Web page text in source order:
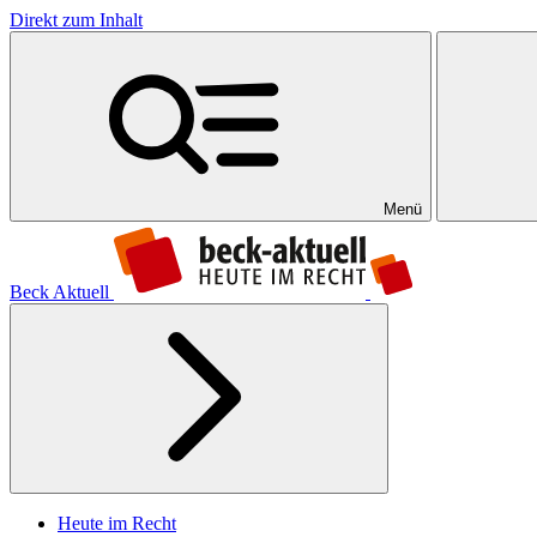
Direkt zum Inhalt
Menü
Beck Aktuell
Heute im Recht